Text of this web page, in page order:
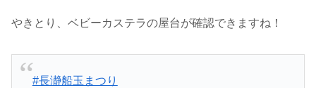
やきとり、ベビーカステラの屋台が確認できますね！
#長瀞船玉まつり